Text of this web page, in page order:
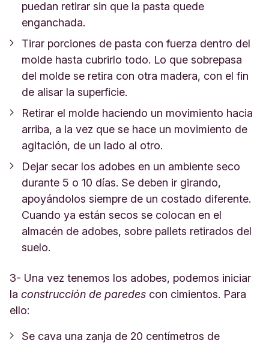
puedan retirar sin que la pasta quede
enganchada.
Tirar porciones de pasta con fuerza dentro del
molde hasta cubrirlo todo. Lo que sobrepasa
del molde se retira con otra madera, con el fin
de alisar la superficie.
Retirar el molde haciendo un movimiento hacia
arriba, a la vez que se hace un movimiento de
agitación, de un lado al otro.
Dejar secar los adobes en un ambiente seco
durante 5 o 10 días. Se deben ir girando,
apoyándolos siempre de un costado diferente.
Cuando ya están secos se colocan en el
almacén de adobes, sobre pallets retirados del
suelo.
3- Una vez tenemos los adobes, podemos iniciar
la construcción de paredes con cimientos. Para
ello:
Se cava una zanja de 20 centímetros de